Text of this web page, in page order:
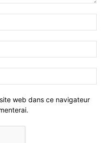
web dans ce navigateur